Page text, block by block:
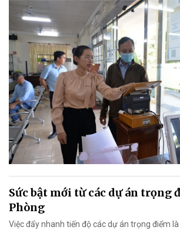
Sức bật mới từ các dự án trọng
Phòng
Việc đẩy nhanh tiến độ các dự án trọng điểm